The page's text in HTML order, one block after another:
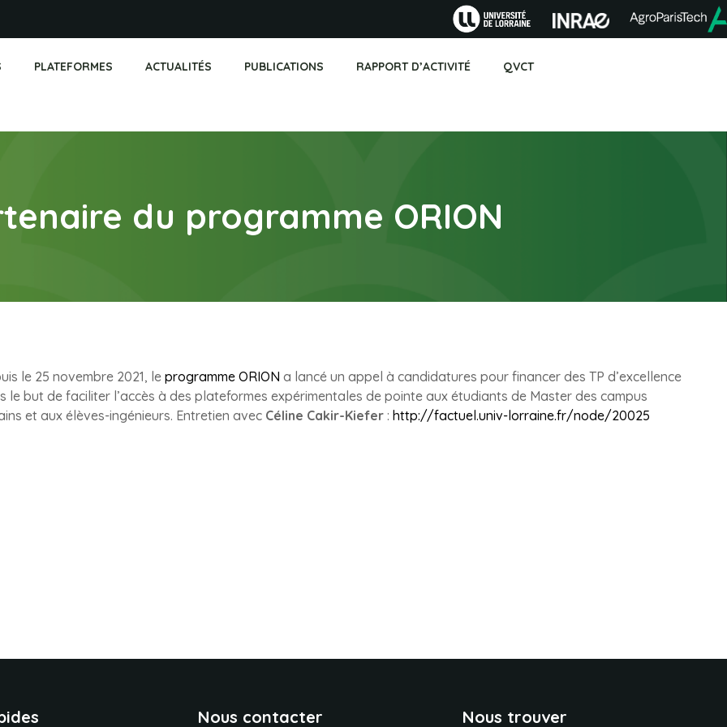
PLATEFORMES ACTUALITÉS PUBLICATIONS RAPPORT D’ACTIVITÉ QVCT
du programme ORION
le 25 novembre 2021, leprogramme ORION a lancé un appel à candidatures pour financer des TP d’excellence
le but de faciliter l’accès à des plateformes expérimentales de pointe aux étudiants de Master des campus
et aux élèves-ingénieurs. Entretien avec Céline Cakir-Kiefer :http://factuel.univ-lorraine.fr/node/20025
Nous contacter Nous trouver